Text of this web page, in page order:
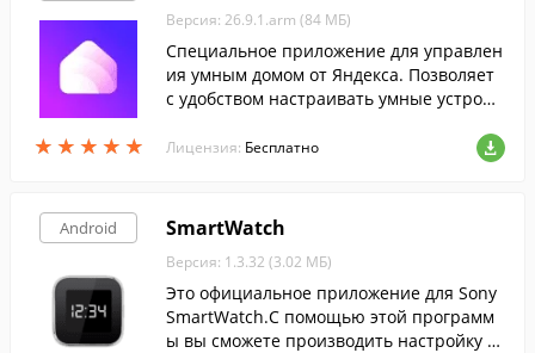
★ ★ ★ ★ ★
★ ★ ★ ★ ★
Версия: 26.9.1.arm (84 МБ)
Специальное приложение для управлен
ия умным домом от Яндекса. Позволяет
с удобством настраивать умные устройс
экрана смартфона.
Лицензия: Бесплатно
Android SmartWatch
Версия: 1.3.32 (3.02 МБ)
Это официальное приложение для Sony
SmartWatch.С помощью этой программ
ы вы сможете производить настройку и